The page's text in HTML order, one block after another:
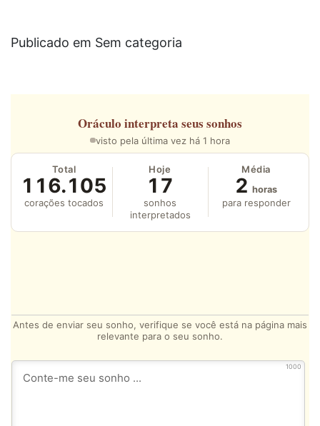
Publicado em Sem categoria
Oráculo interpreta seus sonhos
visto pela última vez há 1 hora
Total
116.105
corações tocados
Hoje
17
sonhos
interpretados
Média
2 horas
para responder
Antes de enviar seu sonho, verifique se você está na página mais
relevante para o seu sonho.
1000